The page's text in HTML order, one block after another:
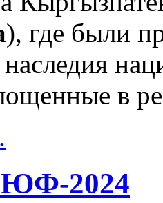
), где были
наследия
в
2024